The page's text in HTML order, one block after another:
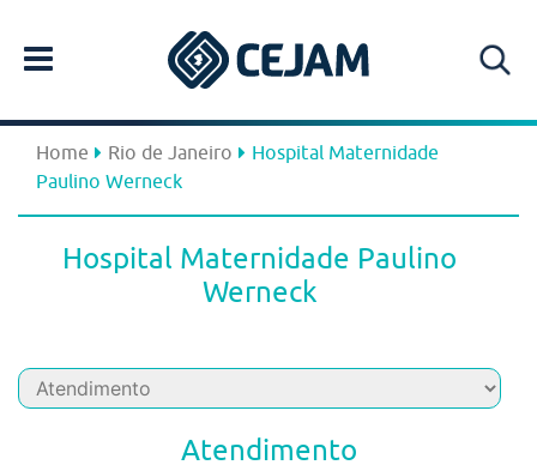
Home Rio de Janeiro
Hospital Maternidade
Paulino Werneck
Hospital Maternidade Paulino
Werneck
Atendimento